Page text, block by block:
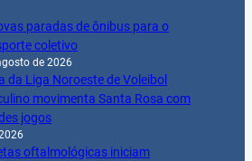
paradas de ônibus para o
coletivo
de 2026
da Liga Noroeste de Voleibol
movimenta Santa Rosa com
jogos
oftalmológicas iniciam